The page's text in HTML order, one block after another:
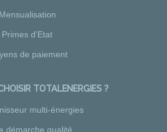
Mensualisation
Primes d'Etat
de paiement
TOTALENERGIES ?
multi-énergies
démarche qualité